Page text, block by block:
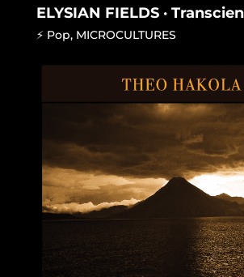
ELYSIAN FIELDS ·
⚡ Pop, MICROCULTURES